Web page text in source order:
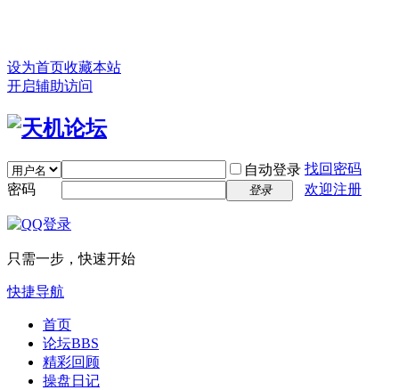
设为首页收藏本站
开启辅助访问
自动登录 找回密码
密码
登录 欢迎注册
只需一步，快速开始
快捷导航
首页
论坛BBS
精彩回顾
操盘日记